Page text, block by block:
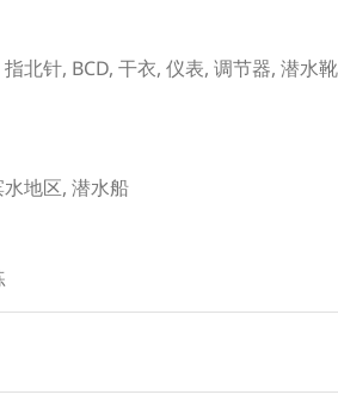
北针, BCD, 干衣, 仪表, 调节器, 潜水
地区, 潜水船